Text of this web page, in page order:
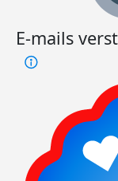
E-mails